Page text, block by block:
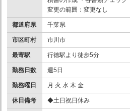
変更の範囲：変更なし
都道府県 千葉県
市区町村 市川市
最寄駅 行徳駅より徒歩5分
勤務日数 週5日
勤務曜日 月 火 水 木 金
休日備考 ◆土日祝日休み